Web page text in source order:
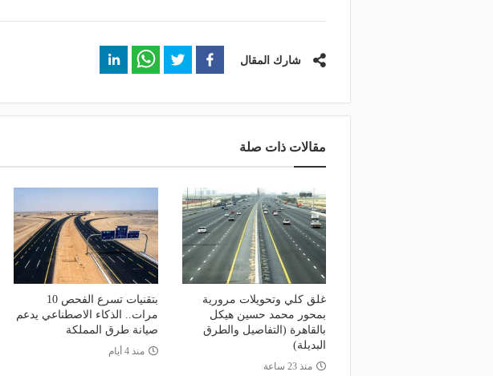
شارك المقال
مقالات ذات صلة
غلق كلي وتحويلات مرورية
بمحور محمد حسين هيكل
بالقاهرة (التفاصيل والطرق
البديلة)
منذ 23 ساعة
بتقنيات تسرع الفحص 10
مرات.. الذكاء الاصطناعي يدعم
صيانة طرق المملكة
منذ 4 أيام